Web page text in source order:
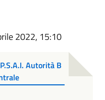
2022, 15:10
Autorità B